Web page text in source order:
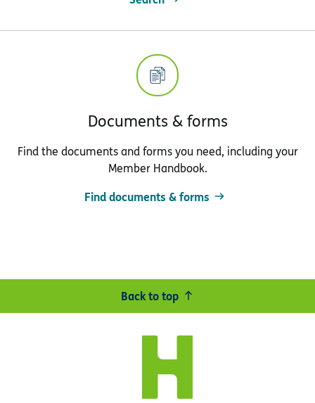
Documents & forms
Find the documents and forms you need, including your
Member Handbook.
Find documents & forms
Back to top